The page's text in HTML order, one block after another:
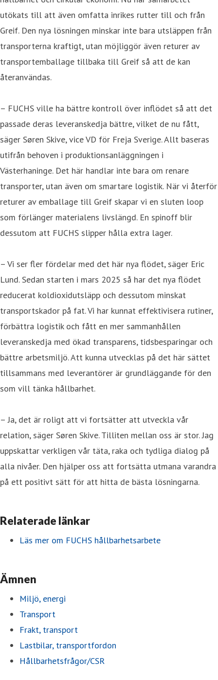
utökats till att även omfatta inrikes rutter till och från
Greif. Den nya lösningen minskar inte bara utsläppen från
transporterna kraftigt, utan möjliggör även returer av
transportemballage tillbaka till Greif så att de kan
återanvändas.
– FUCHS ville ha bättre kontroll över inflödet så att det
passade deras leveranskedja bättre, vilket de nu fått,
säger Søren Skive, vice VD för Freja Sverige. Allt baseras
utifrån behoven i produktionsanläggningen i
Västerhaninge. Det här handlar inte bara om renare
transporter, utan även om smartare logistik. När vi återför
returer av emballage till Greif skapar vi en sluten loop
som förlänger materialens livslängd. En spinoff blir
dessutom att FUCHS slipper hålla extra lager.
– Vi ser fler fördelar med det här nya flödet, säger Eric
Lund. Sedan starten i mars 2025 så har det nya flödet
reducerat koldioxidutsläpp och dessutom minskat
transportskador på fat. Vi har kunnat effektivisera rutiner,
förbättra logistik och fått en mer sammanhållen
leveranskedja med ökad transparens, tidsbesparingar och
bättre arbetsmiljö. Att kunna utvecklas på det här sättet
tillsammans med leverantörer är grundläggande för den
som vill tänka hållbarhet.
– Ja, det är roligt att vi fortsätter att utveckla vår
relation, säger Søren Skive. Tilliten mellan oss är stor. Jag
uppskattar verkligen vår täta, raka och tydliga dialog på
alla nivåer. Den hjälper oss att fortsätta utmana varandra
på ett positivt sätt för att hitta de bästa lösningarna.
Relaterade länkar
Läs mer om FUCHS hållbarhetsarbete
Ämnen
Miljö, energi
Transport
Frakt, transport
Lastbilar, transportfordon
Hållbarhetsfrågor/CSR